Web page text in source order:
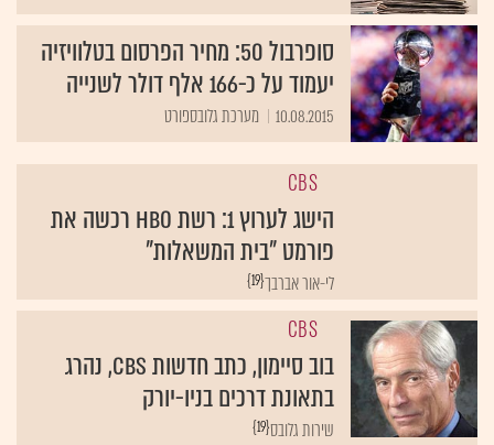
סופרבול 50: מחיר הפרסום בטלוויזיה
יעמוד על כ-166 אלף דולר לשנייה
10.08.2015 מערכת גלובספורט
CBS
הישג לערוץ 1: רשת HBO רכשה את
פורמט "בית המשאלות"
{19}לי-אור אברבך
CBS
בוב סיימון, כתב חדשות CBS, נהרג
בתאונת דרכים בניו-יורק
{19}שירות גלובס